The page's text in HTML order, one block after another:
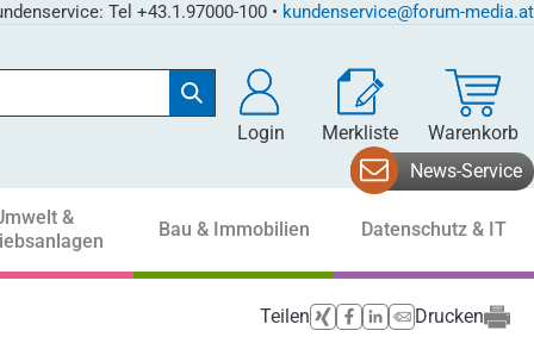
Tel +43.1.97000-100 • kundenservice@forum-media.at
Login Merkliste
Warenkorb
News-Service
&
Bau & Immobilien Datenschutz & IT
Teilen Drucken